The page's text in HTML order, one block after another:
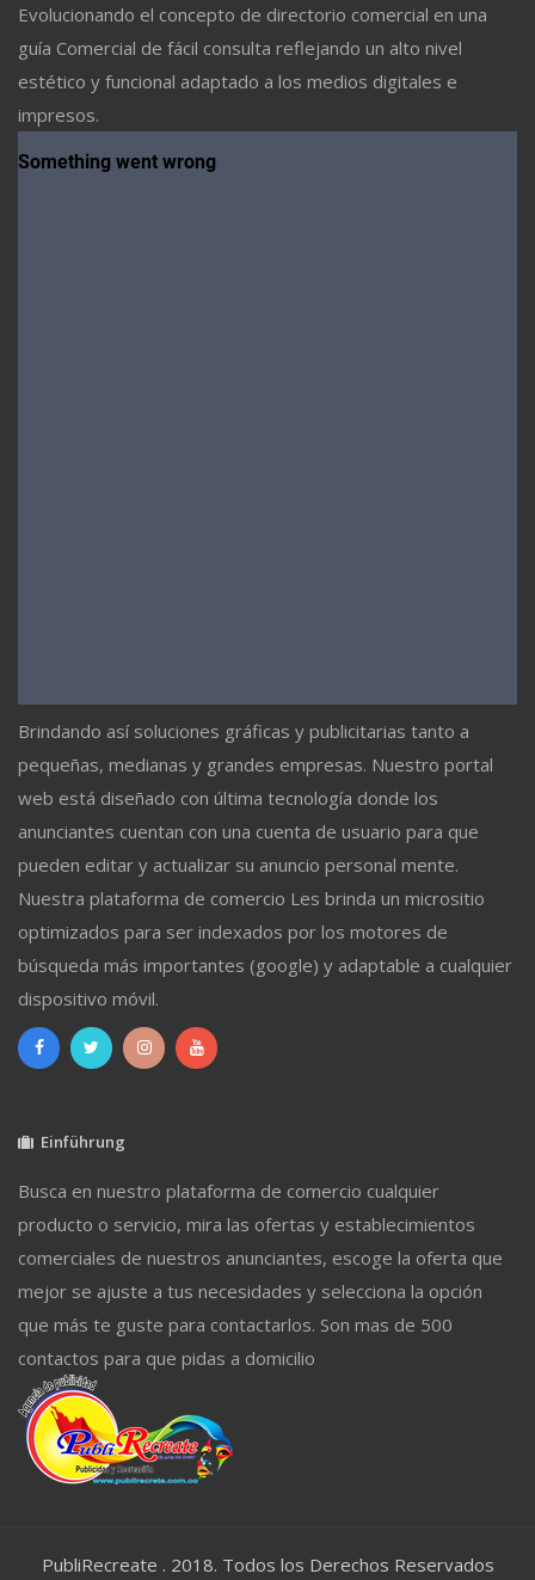
Evolucionando el concepto de directorio comercial en una
guía Comercial de fácil consulta reflejando un alto nivel
estético y funcional adaptado a los medios digitales e
impresos.
Brindando así soluciones gráficas y publicitarias tanto a
pequeñas, medianas y grandes empresas. Nuestro portal
web está diseñado con última tecnología donde los
anunciantes cuentan con una cuenta de usuario para que
pueden editar y actualizar su anuncio personal mente.
Nuestra plataforma de comercio Les brinda un micrositio
optimizados para ser indexados por los motores de
búsqueda más importantes (google) y adaptable a cualquier
dispositivo móvil.
Einführung
Busca en nuestro plataforma de comercio cualquier
producto o servicio, mira las ofertas y establecimientos
comerciales de nuestros anunciantes, escoge la oferta que
mejor se ajuste a tus necesidades y selecciona la opción
que más te guste para contactarlos. Son mas de 500
contactos para que pidas a domicilio
PubliRecreate . 2018. Todos los Derechos Reservados